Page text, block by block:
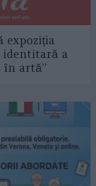
expoziția
identitară a
artă”